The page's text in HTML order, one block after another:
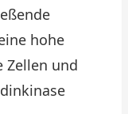
hohe
Zellen und